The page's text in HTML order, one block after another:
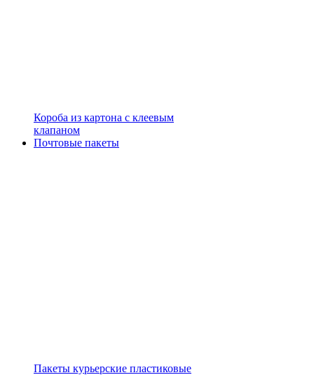
Короба из картона с клеевым
клапаном
Почтовые пакеты
Пакеты курьерские пластиковые